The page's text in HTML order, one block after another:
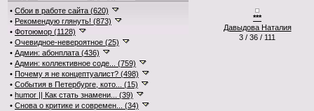
• Сбои в работе сайта (620)
• Рекомендую глянуть! (873)
• Фотоюмор (1128)
• Очевидное-невероятное (25)
• Админ: абонплата (436)
• Админ: коллективное соде... (759)
• Почему я не концептуалист? (498)
• События в Петербурге, кото... (15)
• humor || Как стать знамени... (39)
• Снова о критике и современ... (34)
***
Давыдова Наталия
3 / 36 / 111